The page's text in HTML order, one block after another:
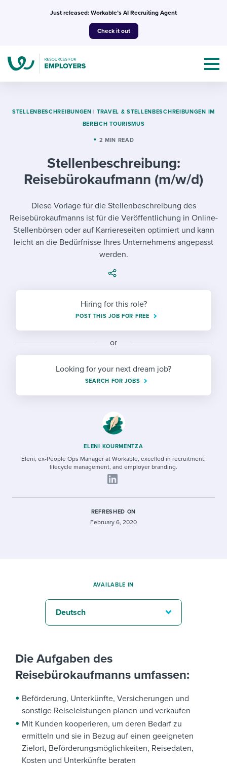
Just released: Workable’s AI Recruiting Agent
Check it out
Topics
Mobilizing AI in my work
Evaluating candidates
Working together with others
Maintaining hiring pipelines
Developing & retaining people
Ensuring compliance
Finding and attracting people
Establishing an employer brand
Templates & Guides
Job description templates
Interview question templates
Policy templates
Step-by-step tutorials
Free ebooks & reports
HR terms
I’m a jobseeker
I WANT TO LEARN ABOUT...
Applying for a job
Interview process
Career development
Modern working life
Attend webinars & events
Workable customer stories
Explore Workable
Request a demo
Start a free trial
STELLENBESCHREIBUNGEN | TRAVEL & STELLENBESCHREIBUNGEN IM
BEREICH TOURISMUS
2 MIN READ
Stellenbeschreibung:
Reisebürokaufmann (m/w/d)
Diese Vorlage für die Stellenbeschreibung des
Reisebürokaufmanns ist für die Veröffentlichung in Online-
Stellenbörsen oder auf Karriereseiten optimiert und kann
leicht an die Bedürfnisse Ihres Unternehmens angepasst
werden.
Hiring for this role?
POST THIS JOB FOR FREE
or
Looking for your next dream job?
SEARCH FOR JOBS
ELENI KOURMENTZA
Eleni, ex-People Ops Manager at Workable, excelled in recruitment,
lifecycle management, and employer branding.
REFRESHED ON
February 6, 2020
Die Aufgaben des
Reisebürokaufmanns umfassen:
Beförderung, Unterkünfte, Versicherungen und
sonstige Reiseleistungen planen und verkaufen
Mit Kunden kooperieren, um deren Bedarf zu
ermitteln und sie in Bezug auf einen geeigneten
Zielort, Beförderungsmöglichkeiten, Reisedaten,
Kosten und Unterkünfte beraten
AVAILABLE IN
Deutsch